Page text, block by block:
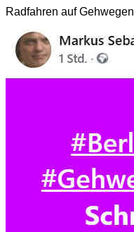
Radfahren auf Gehwegen